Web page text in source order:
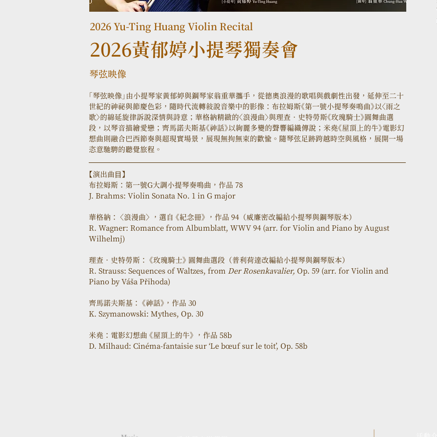
2026 Yu-Ting Huang Violin Recital
2026黃郁婷小提琴獨奏會
琴弦映像
「琴弦映像」由小提琴家黃郁婷與鋼琴家翁重華攜手，從德奧浪漫的歌唱與戲劇性出發，延伸至二十
世紀的神祕與節慶色彩，隨時代流轉敘說音樂中的影像：布拉姆斯《第一號小提琴奏鳴曲》以〈雨之
歌〉的綿延旋律訴說深情與詩意；華格納精緻的〈浪漫曲〉與理查．史特勞斯《玫瑰騎士》圓舞曲選
段，以琴音描繪愛戀；齊馬諾夫斯基《神話》以絢麗多變的聲響編織傳說；米堯《屋頂上的牛》電影幻
想曲則融合巴西節奏與超現實場景，展現無拘無束的歡愉。隨琴弦足跡跨越時空與風格，展開一場
恣意馳騁的聽覺旅程。
【演出曲⽬】
布拉姆斯：第一號G大調小提琴奏鳴曲，作品 78
J. Brahms: Violin Sonata No. 1 in G major
華格納： 〈浪漫曲〉 ，選自 《紀念冊》 ，作品 94（威廉密改編給小提琴與鋼琴版本）
R. Wagner: Romance from Albumblatt, WWV 94 (arr. for Violin and Piano by August
Wilhelmj)
理查．史特勞斯： 《玫瑰騎士》 圓舞曲選段（普利荷達改編給小提琴與鋼琴版本）
R. Strauss: Sequences of Waltzes, from Der Rosenkavalier, Op. 59 (arr. for Violin and
Piano by Váša Přihoda)
齊馬諾夫斯基： 《神話》，作品 30
K. Szymanowski: Mythes, Op. 30
米堯：電影幻想曲 《屋頂上的牛》 ，作品 58b
D. Milhaud: Cinéma-fantaisie sur ‘Le bœuf sur le toit’, Op. 58b